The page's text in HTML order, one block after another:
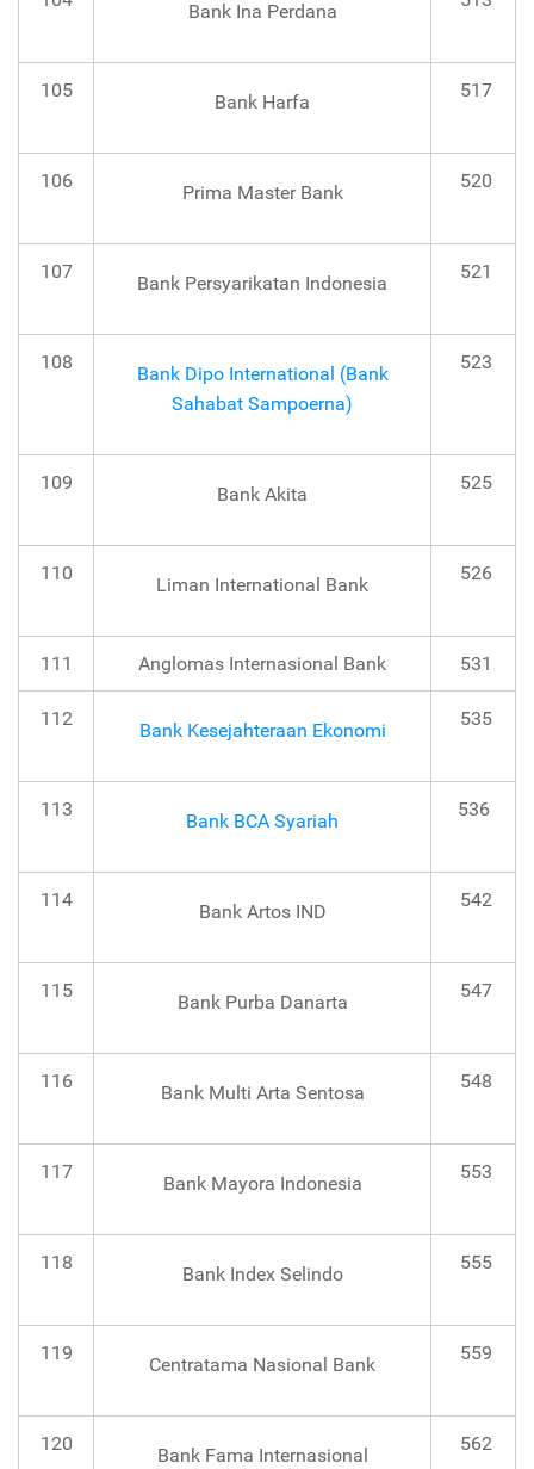
Bank Ina Perdana
105
Bank Harfa
517
106
Prima Master Bank
520
107
Bank Persyarikatan Indonesia
521
108
Bank Dipo International (Bank
Sahabat Sampoerna)
523
109
Bank Akita
525
110
Liman International Bank
526
111 Anglomas Internasional Bank 531
112
Bank Kesejahteraan Ekonomi
535
113
Bank BCA Syariah
536
114
Bank Artos IND
542
115
Bank Purba Danarta
547
116
Bank Multi Arta Sentosa
548
117
Bank Mayora Indonesia
553
118
Bank Index Selindo
555
119
Centratama Nasional Bank
559
120
Bank Fama Internasional
562